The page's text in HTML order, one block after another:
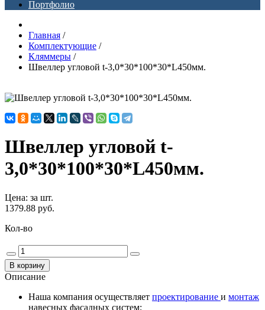
Портфолио
Главная /
Комплектующие /
Кляммеры /
Швеллер угловой t-3,0*30*100*30*L450мм.
Швеллер угловой t-
3,0*30*100*30*L450мм.
Цена: за шт.
1379.88 руб.
Кол-во
Описание
Наша компания осуществляет проектирование и монтаж
навесных фасадных систем;